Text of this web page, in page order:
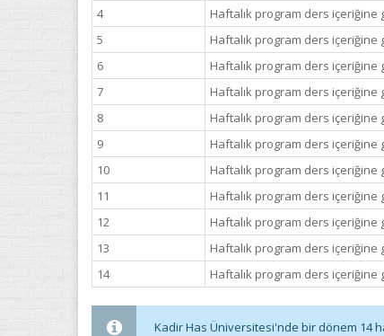
4
Haftalık program ders
5
Haftalık program ders
6
Haftalık program ders
7
Haftalık program ders
8
Haftalık program ders
9
Haftalık program ders
10
Haftalık program ders
11
Haftalık program ders
12
Haftalık program ders
13
Haftalık program ders
14
Haftalık program ders
Kadir Has Üniversitesi'nde bir dönem 14